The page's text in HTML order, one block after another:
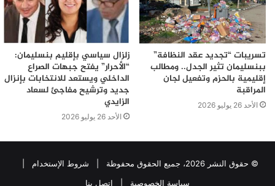
تسريبات “تجديد عقد النظافة”
ببنسليمان تثير الجدل.. ومطالب
إقليمية بالحزم وتفعيل لجان
المراقبة
الأحد 26 يوليو 2026
زلزال سياسي بإقليم بنسليمان:
“الأحرار” يفتح جبهات الصراع
الداخلي ويستعد للانتخابات بإنزال
جديد وترشيح مفاجئ لسعاد
الزايدي
الأحد 26 يوليو 2026
© حقوق النشر 2026، جميع الحقوق محفوظة | شروط الإستخدام
سياسة الخصوصية
اتصل بنا